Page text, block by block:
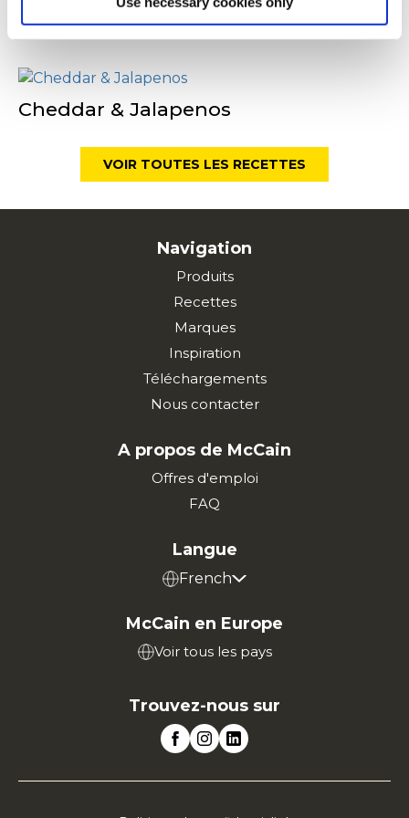
Cheddar & Jalapenos
Cheddar & Jalapenos
VOIR TOUTES LES RECETTES
Navigation
Produits
Recettes
Marques
Inspiration
Téléchargements
Nous contacter
A propos de McCain
Offres d'emploi
FAQ
Langue
French
McCain en Europe
Voir tous les pays
Trouvez-nous sur